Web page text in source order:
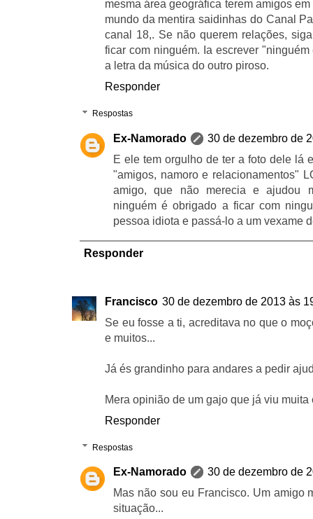
mesma área geográfica terem amigos
mundo da mentira saidinhas do Canal
canal 18,. Se não querem relações,
ficar com ninguém. Ia escrever
a letra da música do outro piroso.
Responder
Respostas
Ex-Namorado
30 de dezembro de
E ele tem orgulho de ter a foto dele lá
"amigos, namoro e relacionamentos"
amigo, que não merecia e ajudou
ninguém é obrigado a ficar com
pessoa idiota e passá-lo a um vexame
Responder
Francisco 30 de dezembro de 2013 às
Se eu fosse a ti, acreditava no que o
e muitos...
Já és grandinho para andares a pedir
Mera opinião de um gajo que já viu
Responder
Respostas
Ex-Namorado
30 de dezembro de
Mas não sou eu Francisco. Um amigo
situação...